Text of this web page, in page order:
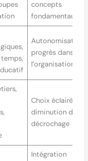
concepts
fondamentaux
Autonomisation,
progrès dans
l’organisation
Choix éclairés,
diminution du
décrochage
Intégration